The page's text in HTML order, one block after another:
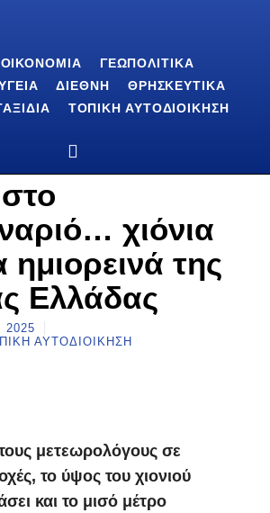
ΟΙΚΟΝΟΜΊΑ
ΓΕΩΠΟΛΙΤΙΚΆ
ΔΙΕΘΝΉ
ΘΡΗΣΚΕΥΤΙΚΆ
ΤΟΠΙΚΉ ΑΥΤΟΔΙΟΊΚΗΣΗ
χιόνια
ημιορεινά της
Ελλάδας
2025
ΑΥΤΟΔΙΟΊΚΗΣΗ
μετεωρολόγους σε
το ύψος του χιονιού
και το μισό μέτρο